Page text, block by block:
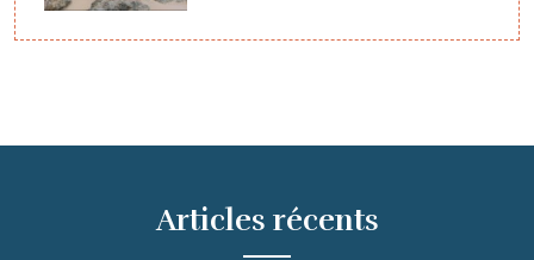
Articles récents